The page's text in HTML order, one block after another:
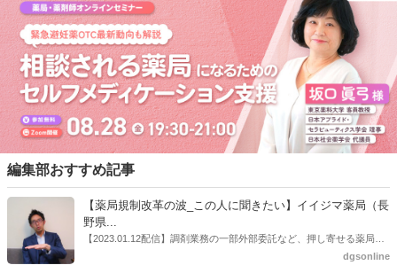
編集部おすすめ記事
【薬局規制改革の波_この人に聞きたい】イイジマ薬局（長
野県...
【2023.01.12配信】調剤業務の一部外部委託など、押し寄せる薬局業
界への規制改革の波。この規制改革の波を薬局業界はどう受け止めた
dgsonline